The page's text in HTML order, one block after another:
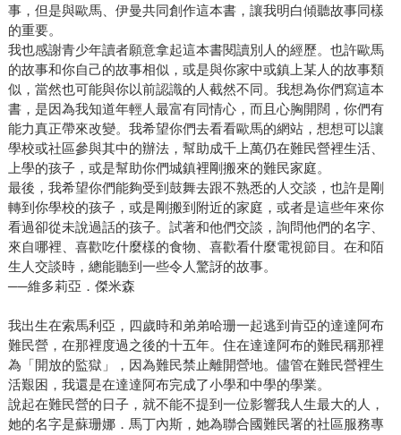
事，但是與歐馬、伊曼共同創作這本書，讓我明白傾聽故事同樣
的重要。
我也感謝青少年讀者願意拿起這本書閱讀別人的經歷。也許歐馬
的故事和你自己的故事相似，或是與你家中或鎮上某人的故事類
似，當然也可能與你以前認識的人截然不同。我想為你們寫這本
書，是因為我知道年輕人最富有同情心，而且心胸開闊，你們有
能力真正帶來改變。我希望你們去看看歐馬的網站，想想可以讓
學校或社區參與其中的辦法，幫助成千上萬仍在難民營裡生活、
上學的孩子，或是幫助你們城鎮裡剛搬來的難民家庭。
最後，我希望你們能夠受到鼓舞去跟不熟悉的人交談，也許是剛
轉到你學校的孩子，或是剛搬到附近的家庭，或者是這些年來你
看過卻從未說過話的孩子。試著和他們交談，詢問他們的名字、
來自哪裡、喜歡吃什麼樣的食物、喜歡看什麼電視節目。在和陌
生人交談時，總能聽到一些令人驚訝的故事。
──維多莉亞．傑米森
我出生在索馬利亞，四歲時和弟弟哈珊一起逃到肯亞的達達阿布
難民營，在那裡度過之後的十五年。住在達達阿布的難民稱那裡
為「開放的監獄」，因為難民禁止離開營地。儘管在難民營裡生
活艱困，我還是在達達阿布完成了小學和中學的學業。
說起在難民營的日子，就不能不提到一位影響我人生最大的人，
她的名字是蘇珊娜．馬丁內斯，她為聯合國難民署的社區服務專